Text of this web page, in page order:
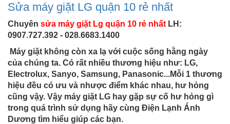
Sửa máy giặt LG quận 10 rẻ nhất
Chuyên sửa máy giặt Lg quận 10 rẻ nhất LH:
0907.727.392 - 028.6683.1400
Máy giặt không còn xa lạ với cuộc sống hằng ngày
của chúng ta. Có rất nhiều thương hiệu như: LG,
Electrolux, Sanyo, Samsung, Panasonic...Mỗi 1 thương
hiệu đều có ưu và nhược điểm khác nhau, hư hỏng
cũng vậy. Vậy máy giặt LG hay gặp sự cố hư hỏng gì
trong quá trình sử dụng hãy cùng Điện Lạnh Ánh
Dương tìm hiểu giúp các bạn.